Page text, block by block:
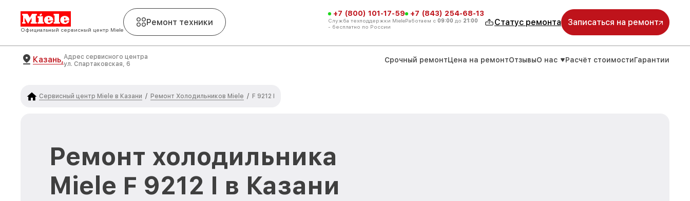
Официальный сервисный центр Miele
Ремонт техники
+7 (800) 101-17-59
Служба техподдержки Miele
- бесплатно по России
+7 (843) 254-68-13
Работаем с 09:00 до 21:00 Статус ремонта Записаться на ремонт
Казань,Адрес сервисного центра
ул. Спартаковская, 6
Срочный ремонтЦена на ремонтОтзывыО нас Расчёт стоимостиГарантии
Сервисный центр Miele в Казани / Ремонт Холодильников Miele / F 9212 I
Ремонт холодильника
Miele F 9212 I в Казани